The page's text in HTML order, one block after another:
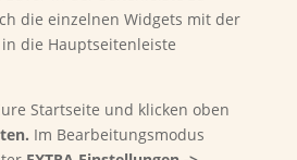
die einzelnen Widgets mit der
die Hauptseitenleiste
Startseite und klicken oben
Im Bearbeitungsmodus